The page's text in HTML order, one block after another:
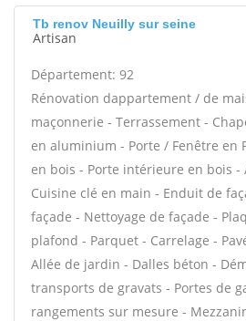
Tb renov Neuilly sur seine
Artisan
Département: 92
Rénovation dappartement / de
maçonnerie - Terrassement -
en aluminium - Porte / Fenêtre en
en bois - Porte intérieure en bois -
Cuisine clé en main - Enduit de
façade - Nettoyage de façade -
plafond - Parquet - Carrelage -
Allée de jardin - Dalles béton -
transports de gravats - Portes de
rangements sur mesure -